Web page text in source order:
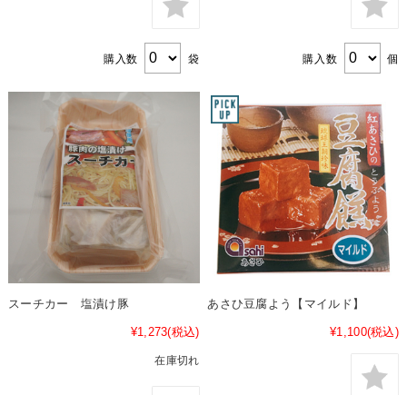
購入数 袋 購入数 個
スーチカー 塩漬け豚
¥1,273(税込)
在庫切れ
あさひ豆腐よう【マイルド】
¥1,100(税込)